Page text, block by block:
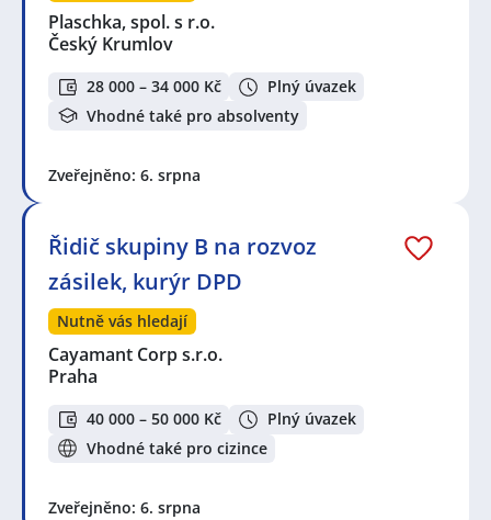
Plaschka, spol. s r.o.
Český Krumlov
28 000 – 34 000 Kč
Plný úvazek
Vhodné také pro absolventy
Zveřejněno: 6. srpna
Řidič skupiny B na rozvoz
zásilek, kurýr DPD
Nutně vás hledají
Cayamant Corp s.r.o.
Praha
40 000 – 50 000 Kč
Plný úvazek
Vhodné také pro cizince
Zveřejněno: 6. srpna